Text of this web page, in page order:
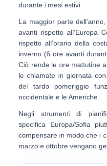
durante i mesi estivi.
La maggior parte
avanti rispetto all'Europa
rispetto all'orario della
inverno (6 ore avanti
Ciò rende le ore mattutine
le chiamate in giornata
del tardo pomeriggio
occidentale e le Americhe.
Negli strumenti di
specifica Europa/Sofia
compensare in modo che i
marzo e ottobre vengano